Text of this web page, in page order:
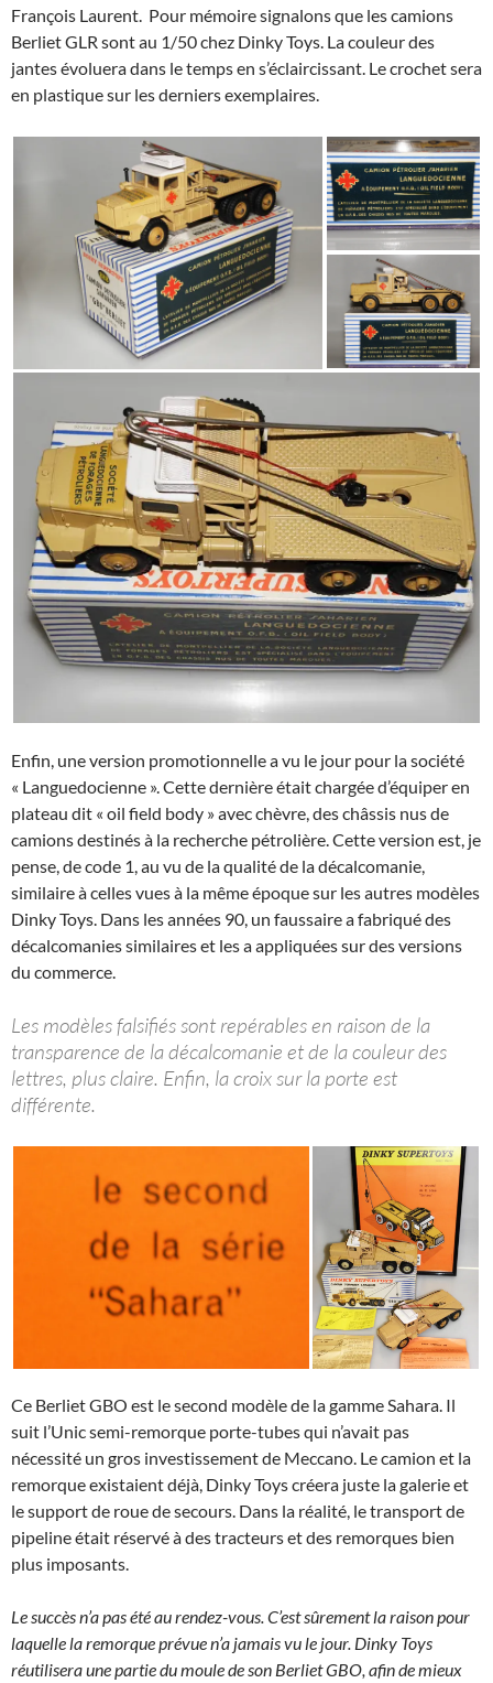
François Laurent. Pour mémoire signalons que les camions
Berliet GLR sont au 1/50 chez Dinky Toys. La couleur des
jantes évoluera dans le temps en s’éclaircissant. Le crochet sera
en plastique sur les derniers exemplaires.
Enfin, une version promotionnelle a vu le jour pour la société
« Languedocienne ». Cette dernière était chargée d’équiper en
plateau dit « oil field body » avec chèvre, des châssis nus de
camions destinés à la recherche pétrolière. Cette version est, je
pense, de code 1, au vu de la qualité de la décalcomanie,
similaire à celles vues à la même époque sur les autres modèles
Dinky Toys. Dans les années 90, un faussaire a fabriqué des
décalcomanies similaires et les a appliquées sur des versions
du commerce.
Les modèles falsifiés sont repérables en raison de la
transparence de la décalcomanie et de la couleur des
lettres, plus claire. Enfin, la croix sur la porte est
différente.
Ce Berliet GBO est le second modèle de la gamme Sahara. Il
suit l’Unic semi-remorque porte-tubes qui n’avait pas
nécessité un gros investissement de Meccano. Le camion et la
remorque existaient déjà, Dinky Toys créera juste la galerie et
le support de roue de secours. Dans la réalité, le transport de
pipeline était réservé à des tracteurs et des remorques bien
plus imposants.
Le succès n’a pas été au rendez-vous. C’est sûrement la raison pour
laquelle la remorque prévue n’a jamais vu le jour. Dinky Toys
réutilisera une partie du moule de son Berliet GBO, afin de mieux